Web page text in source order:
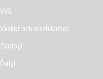
VVS
Väskor och resetillbehör
Zoologi
Övrigt